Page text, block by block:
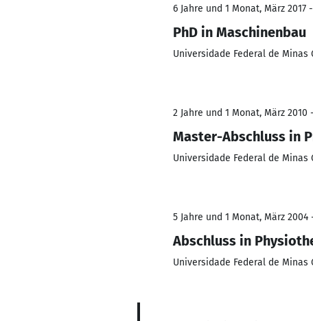
6 Jahre und 1 Monat, März 2017
PhD in Maschinenbau
Universidade Federal de Minas
2 Jahre und 1 Monat, März 2010
Master-Abschluss in
Universidade Federal de Minas
5 Jahre und 1 Monat, März 2004
Abschluss in
Universidade Federal de Minas